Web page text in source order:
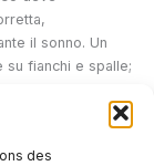
des
il sonno. Un
fianchi e spalle;
dal peso di chi